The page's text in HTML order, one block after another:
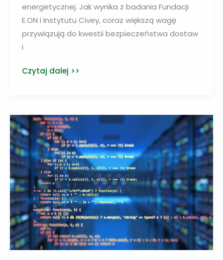
energetycznej. Jak wynika z badania Fundacji
E.ON i Instytutu Civey, coraz większą wagę
przywiązują do kwestii bezpieczeństwa dostaw
i
Polacy
ale
chcą
widzieć
jej
koszty
i
korzyści
Czytaj dalej >>